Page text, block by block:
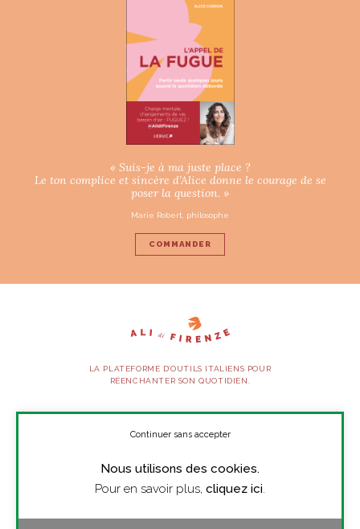
« Suis-je à ma juste place ?
Le ton complice et sincère d’Alice donne le courage de se
poser la question. »
Marie Robert, philosophe
COMMANDER
LA PLATEFORME D’OUTILS ITALIENS POUR
RÉENCHANTER SON QUOTIDIEN.
SUIVEZ-NOUS
Nous utilisons des cookies.
Pour en savoir plus, cliquez ici.
Continuer sans accepter